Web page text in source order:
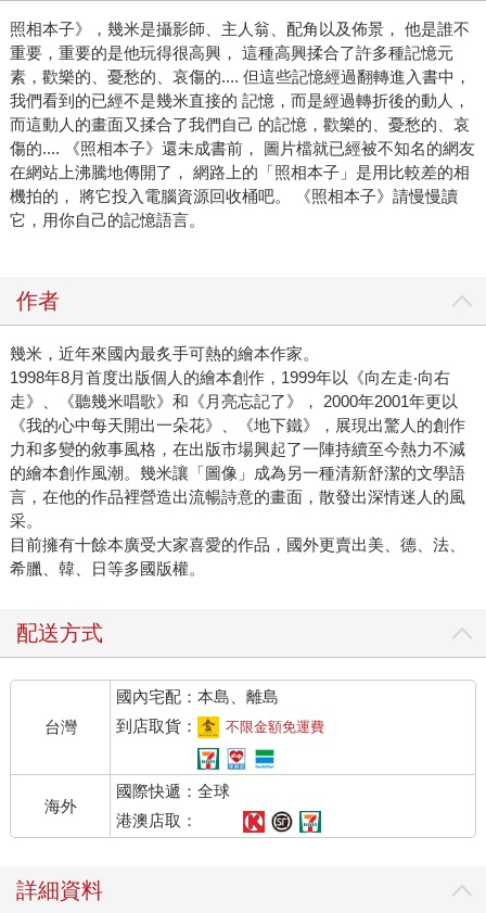
照相本子》，幾米是攝影師、主人翁、配角以及佈景， 他是誰不
重要，重要的是他玩得很高興， 這種高興揉合了許多種記憶元
素，歡樂的、憂愁的、哀傷的.... 但這些記憶經過翻轉進入書中，
我們看到的已經不是幾米直接的 記憶，而是經過轉折後的動人，
而這動人的畫面又揉合了我們自己 的記憶，歡樂的、憂愁的、哀
傷的.... 《照相本子》還未成書前， 圖片檔就已經被不知名的網友
在網站上沸騰地傳開了， 網路上的「照相本子」是用比較差的相
機拍的， 將它投入電腦資源回收桶吧。 《照相本子》請慢慢讀
它，用你自己的記憶語言。
作者
幾米，近年來國內最炙手可熱的繪本作家。
1998年8月首度出版個人的繪本創作，1999年以《向左走‧向右
走》、《聽幾米唱歌》和《月亮忘記了》， 2000年2001年更以
《我的心中每天開出一朵花》、《地下鐵》，展現出驚人的創作
力和多變的敘事風格，在出版市場興起了一陣持續至今熱力不減
的繪本創作風潮。幾米讓「圖像」成為另一種清新舒潔的文學語
言，在他的作品裡營造出流暢詩意的畫面，散發出深情迷人的風
采。
目前擁有十餘本廣受大家喜愛的作品，國外更賣出美、德、法、
希臘、韓、日等多國版權。
配送方式
台灣
國內宅配：本島、離島
到店取貨：
不限金額免運費
海外
國際快遞：全球
港澳店取：
詳細資料